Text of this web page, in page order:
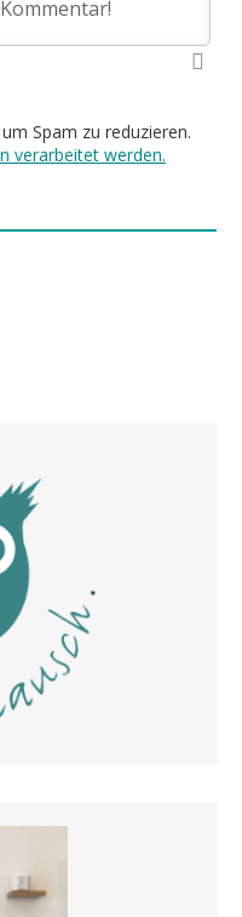
Spam zu reduzieren.
verarbeitet werden.